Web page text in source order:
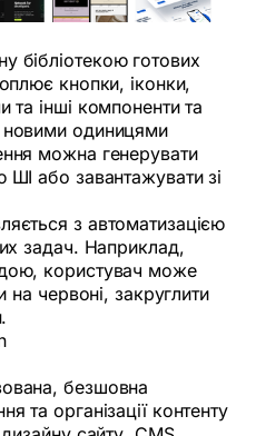
бібліотекою готових
кнопки, іконки,
інші компоненти та
новими одиницями
можна генерувати
або завантажувати зі
з автоматизацією
задач. Наприклад,
користувач може
на червоні, закруглити
безшовна
та організації контенту